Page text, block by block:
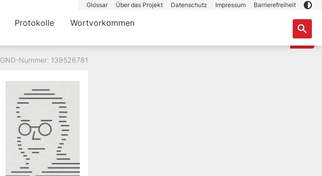
Glossar Über das Projekt Datenschutz Impressum Barrierefreiheit
Protokolle Wortvorkommen
GND-Nummer: 139526781